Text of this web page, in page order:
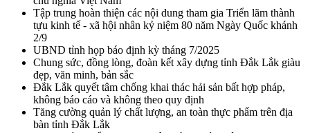
Tập trung hoàn thiện các nội dung tham gia Triển lãm thành
tựu kinh tế - xã hội nhân kỷ niệm 80 năm Ngày Quốc khánh
2/9
UBND tỉnh họp báo định kỳ tháng 7/2025
Chung sức, đồng lòng, đoàn kết xây dựng tỉnh Đắk Lắk giàu
đẹp, văn minh, bản sắc
Đắk Lắk quyết tâm chống khai thác hải sản bất hợp pháp,
không báo cáo và không theo quy định
Tăng cường quản lý chất lượng, an toàn thực phẩm trên địa
bàn tỉnh Đắk Lắk